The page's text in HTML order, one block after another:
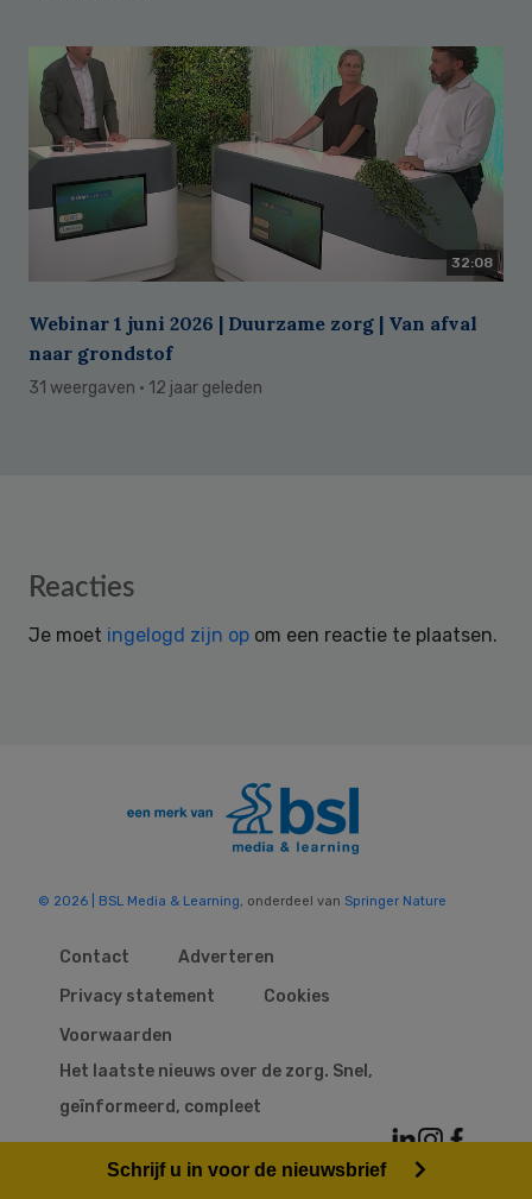
32:08
Webinar 1 juni 2026 | Duurzame zorg | Van afval
naar grondstof
31 weergaven · 12 jaar geleden
Reader
Reacties
Je moet ingelogd zijn op om een reactie te plaatsen.
© 2026 | BSL Media & Learning, onderdeel van Springer Nature
Contact
Adverteren
Privacy statement
Cookies
Voorwaarden
Het laatste nieuws over de zorg. Snel,
geïnformeerd, compleet
Schrijf u in voor de nieuwsbrief